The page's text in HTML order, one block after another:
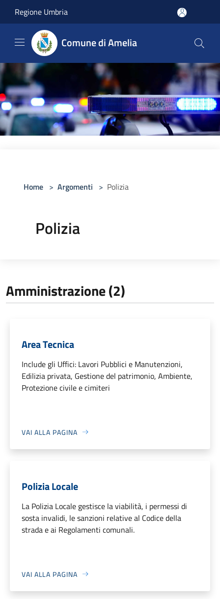
Regione Umbria
Comune di Amelia
Home > Argomenti > Polizia
Polizia
Amministrazione (2)
Area Tecnica
Include gli Uffici: Lavori Pubblici e Manutenzioni,
Edilizia privata, Gestione del patrimonio, Ambiente,
Protezione civile e cimiteri
VAI ALLA PAGINA
Polizia Locale
La Polizia Locale gestisce la viabilità, i permessi di
sosta invalidi, le sanzioni relative al Codice della
strada e ai Regolamenti comunali.
VAI ALLA PAGINA